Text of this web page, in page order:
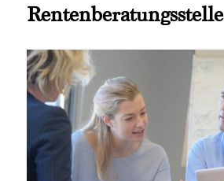
Rentenberatungsstelle